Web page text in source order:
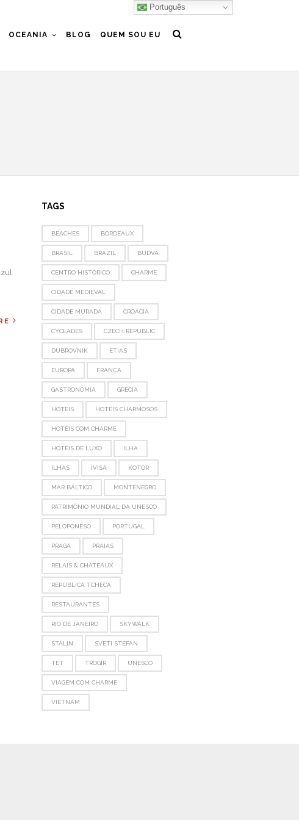
OCEANIA BLOG QUEM SOU EU
TAGS
BEACHES BORDEAUX
BRASIL BRAZIL BUDVA
CENTRO HISTÓRICO CHARME
CIDADE MEDIEVAL
CIDADE MURADA CROÁCIA
CYCLADES CZECH REPUBLIC
DUBROVNIK ETIAS
EUROPA FRANÇA
GASTRONOMIA GRÉCIA
HOTÉIS HOTÉIS CHARMOSOS
HOTÉIS COM CHARME
HOTÉIS DE LUXO ILHA
ILHAS IVISA KOTOR
MAR BÁLTICO MONTENEGRO
PATRIMÔNIO MUNDIAL DA UNESCO
PELOPONESO PORTUGAL
PRAGA PRAIAS
RELAIS & CHÂTEAUX
REPÚBLICA TCHECA
RESTAURANTES
RIO DE JANEIRO SKYWALK
STÁLIN SVETI STEFAN
TET TROGIR UNESCO
VIAGEM COM CHARME
VIETNAM
Português